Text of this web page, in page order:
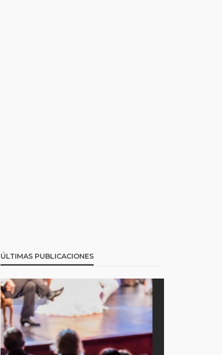
ÚLTIMAS PUBLICACIONES